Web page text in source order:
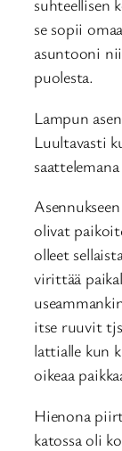
suhteellisen
se sopii
asuntooni
puolesta.
Lampun
Luultavasti
olivat
olleet
virittää
itse ruuvit
lattialle kun
oikeaa
Hienona
katossa oli